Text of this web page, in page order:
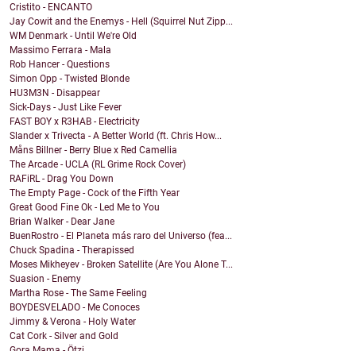
Cristito - ENCANTO
Jay Cowit and the Enemys - Hell (Squirrel Nut Zipp...
WM Denmark - Until We're Old
Massimo Ferrara - Mala
Rob Hancer - Questions
Simon Opp - Twisted Blonde
HU3M3N - Disappear
Sick-Days - Just Like Fever
FAST BOY x R3HAB - Electricity
Slander x Trivecta - A Better World (ft. Chris How...
Måns Billner - Berry Blue x Red Camellia
The Arcade - UCLA (RL Grime Rock Cover)
RAFiRL - Drag You Down
The Empty Page - Cock of the Fifth Year
Great Good Fine Ok - Led Me to You
Brian Walker - Dear Jane
BuenRostro - El Planeta más raro del Universo (fea...
Chuck Spadina - Therapissed
Moses Mikheyev - Broken Satellite (Are You Alone T...
Suasion - Enemy
Martha Rose - The Same Feeling
BOYDESVELADO - Me Conoces
Jimmy & Verona - Holy Water
Cat Cork - Silver and Gold